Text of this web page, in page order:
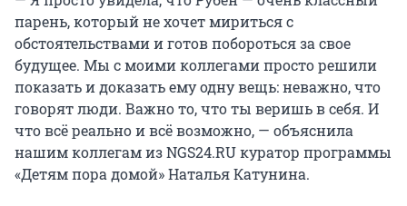
парень, который не хочет мириться с
обстоятельствами и готов побороться за свое
будущее. Мы с моими коллегами просто решили
показать и доказать ему одну вещь: неважно, что
говорят люди. Важно то, что ты веришь в себя. И
что всё реально и всё возможно, — объяснила
нашим коллегам из NGS24.RU куратор программы
«Детям пора домой» Наталья Катунина.